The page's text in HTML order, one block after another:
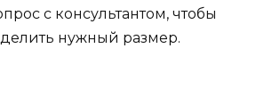
с консультантом, чтобы
нужный размер.